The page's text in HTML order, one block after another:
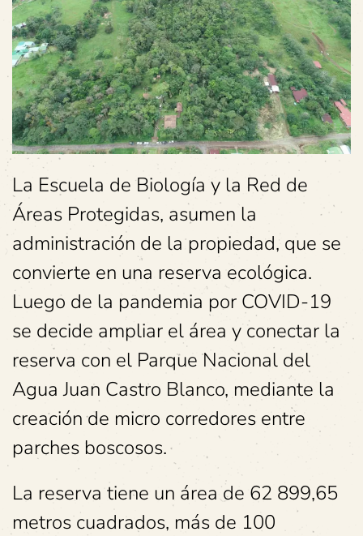
La Escuela de Biología y la Red de
Áreas Protegidas, asumen la
administración de la propiedad, que se
convierte en una reserva ecológica.
Luego de la pandemia por COVID-19
se decide ampliar el área y conectar la
reserva con el Parque Nacional del
Agua Juan Castro Blanco, mediante la
creación de micro corredores entre
parches boscosos.
La reserva tiene un área de 62 899,65
metros cuadrados, más de 100